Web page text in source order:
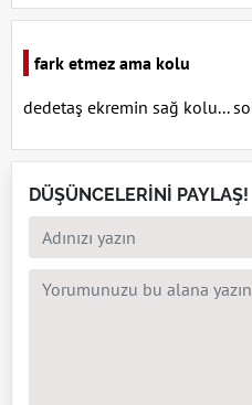
fark etmez ama kolu
dedetaş ekremin sağ kolu...
DÜŞÜNCELERİNİ PAYLAŞ!